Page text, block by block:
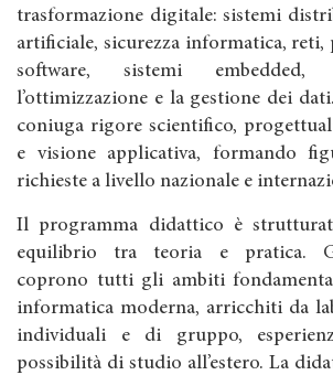
trasformazione digitale: sistemi
artificiale, sicurezza informatica, reti,
software, sistemi
l’ottimizzazione e la gestione dei
coniuga rigore scientifico,
e visione applicativa, formando
richieste a livello nazionale e
Il programma didattico è
equilibrio tra teoria e pratica.
coprono tutti gli ambiti
informatica moderna, arricchiti da
individuali e di gruppo,
possibilità di studio all’estero. La